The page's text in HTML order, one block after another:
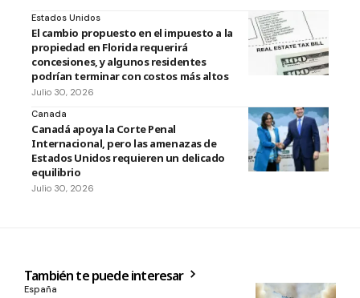
Estados Unidos
El cambio propuesto en el impuesto a la
propiedad en Florida requerirá
concesiones, y algunos residentes
podrían terminar con costos más altos
Julio 30, 2026
Canada
Canadá apoya la Corte Penal
Internacional, pero las amenazas de
Estados Unidos requieren un delicado
equilibrio
Julio 30, 2026
También te puede interesar
España